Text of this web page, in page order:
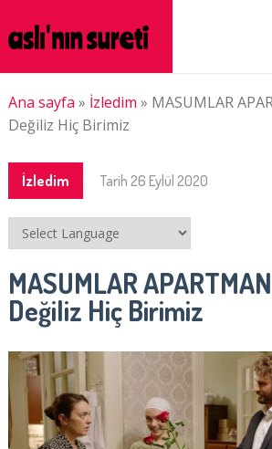
Ana sayfa » İzledim » MASUMLAR
Değiliz Hiç Birimiz
İzledim Tarih 26 Eylül 2020
MASUMLAR
Değiliz Hiç Birimiz